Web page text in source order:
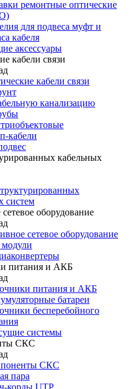
ремонтные оптические
для подвеса муфт и
кабеля
аксессуары
кабели связи
кабели связи
канализацию
кабели
кабельных
систем
оборудование
сетевое оборудование
модули
питания и АКБ
питания и АКБ
батареи
бесперебойного
системы
СКС
СКС
пара
корды UTP